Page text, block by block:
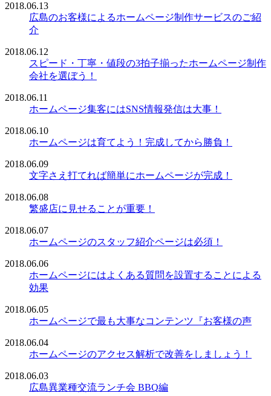
2018.06.13
広島のお客様によるホームページ制作サービスのご紹
介
2018.06.12
スピード・丁寧・値段の3拍子揃ったホームページ制作
会社を選ぼう！
2018.06.11
ホームページ集客にはSNS情報発信は大事！
2018.06.10
ホームページは育てよう！完成してから勝負！
2018.06.09
文字さえ打てれば簡単にホームページが完成！
2018.06.08
繁盛店に見せることが重要！
2018.06.07
ホームページのスタッフ紹介ページは必須！
2018.06.06
ホームページにはよくある質問を設置することによる
効果
2018.06.05
ホームページで最も大事なコンテンツ『お客様の声
2018.06.04
ホームページのアクセス解析で改善をしましょう！
2018.06.03
広島異業種交流ランチ会 BBQ編